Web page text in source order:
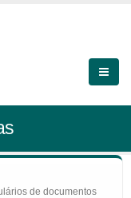
de documentos